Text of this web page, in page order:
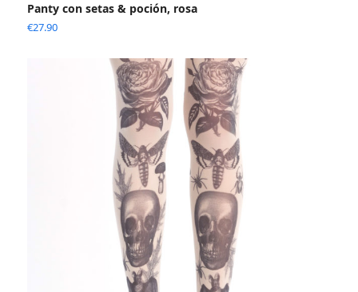
Panty con setas & poción, rosa
€27.90